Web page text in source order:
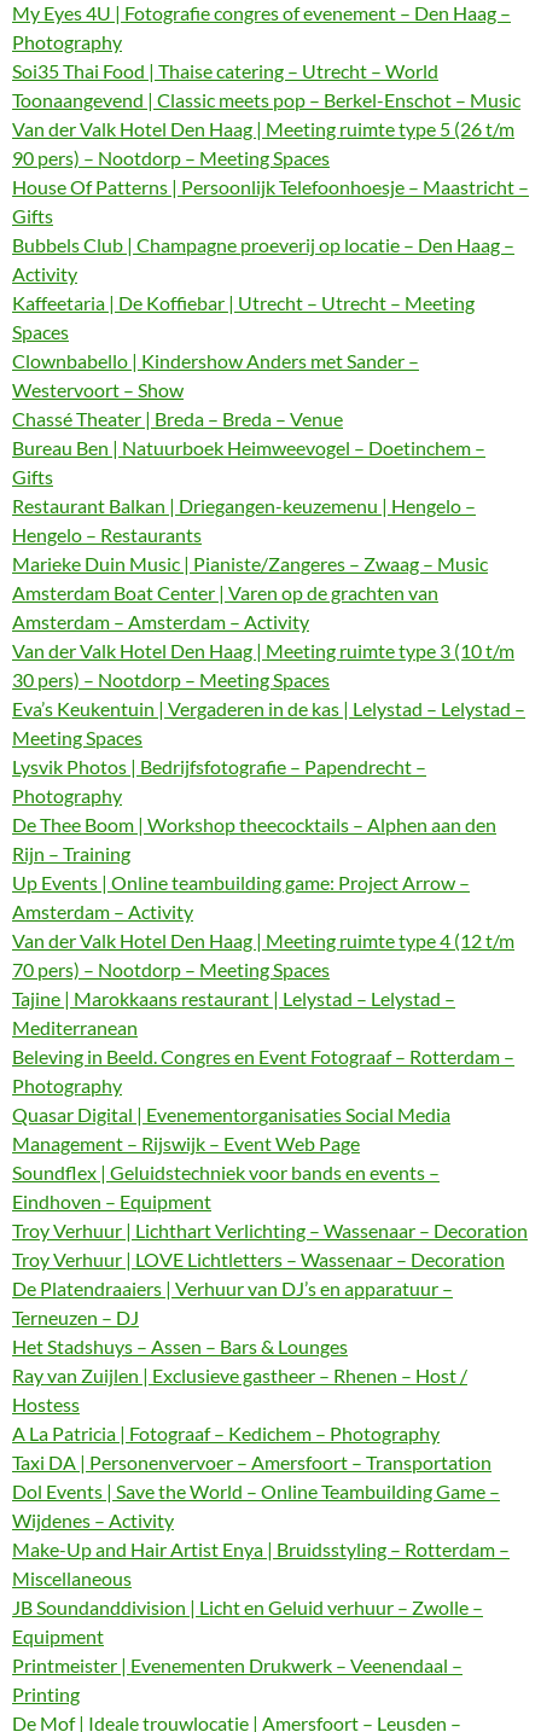
My Eyes 4U | Fotografie congres of evenement – Den Haag –
Photography
Soi35 Thai Food | Thaise catering – Utrecht – World
Toonaangevend | Classic meets pop – Berkel-Enschot – Music
Van der Valk Hotel Den Haag | Meeting ruimte type 5 (26 t/m
90 pers) – Nootdorp – Meeting Spaces
House Of Patterns | Persoonlijk Telefoonhoesje – Maastricht –
Gifts
Bubbels Club | Champagne proeverij op locatie – Den Haag –
Activity
Kaffeetaria | De Koffiebar | Utrecht – Utrecht – Meeting
Spaces
Clownbabello | Kindershow Anders met Sander –
Westervoort – Show
Chassé Theater | Breda – Breda – Venue
Bureau Ben | Natuurboek Heimweevogel – Doetinchem –
Gifts
Restaurant Balkan | Driegangen-keuzemenu | Hengelo –
Hengelo – Restaurants
Marieke Duin Music | Pianiste/Zangeres – Zwaag – Music
Amsterdam Boat Center | Varen op de grachten van
Amsterdam – Amsterdam – Activity
Van der Valk Hotel Den Haag | Meeting ruimte type 3 (10 t/m
30 pers) – Nootdorp – Meeting Spaces
Eva’s Keukentuin | Vergaderen in de kas | Lelystad – Lelystad –
Meeting Spaces
Lysvik Photos | Bedrijfsfotografie – Papendrecht –
Photography
De Thee Boom | Workshop theecocktails – Alphen aan den
Rijn – Training
Up Events | Online teambuilding game: Project Arrow –
Amsterdam – Activity
Van der Valk Hotel Den Haag | Meeting ruimte type 4 (12 t/m
70 pers) – Nootdorp – Meeting Spaces
Tajine | Marokkaans restaurant | Lelystad – Lelystad –
Mediterranean
Beleving in Beeld. Congres en Event Fotograaf – Rotterdam –
Photography
Quasar Digital | Evenementorganisaties Social Media
Management – Rijswijk – Event Web Page
Soundflex | Geluidstechniek voor bands en events –
Eindhoven – Equipment
Troy Verhuur | Lichthart Verlichting – Wassenaar – Decoration
Troy Verhuur | LOVE Lichtletters – Wassenaar – Decoration
De Platendraaiers | Verhuur van DJ’s en apparatuur –
Terneuzen – DJ
Het Stadshuys – Assen – Bars & Lounges
Ray van Zuijlen | Exclusieve gastheer – Rhenen – Host /
Hostess
A La Patricia | Fotograaf – Kedichem – Photography
Taxi DA | Personenvervoer – Amersfoort – Transportation
Dol Events | Save the World – Online Teambuilding Game –
Wijdenes – Activity
Make-Up and Hair Artist Enya | Bruidsstyling – Rotterdam –
Miscellaneous
JB Soundanddivision | Licht en Geluid verhuur – Zwolle –
Equipment
Printmeister | Evenementen Drukwerk – Veenendaal –
Printing
De Mof | Ideale trouwlocatie | Amersfoort – Leusden –